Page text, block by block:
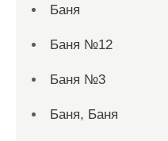
Баня
Баня №12
Баня №3
Баня, Баня